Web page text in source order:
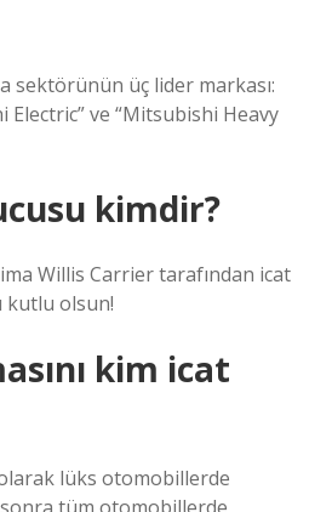
sektörünün üç lider markası:
Electric” ve “Mitsubishi Heavy
kimdir?
Willis Carrier tarafından icat
kutlu olsun!
kim icat
lüks otomobillerde